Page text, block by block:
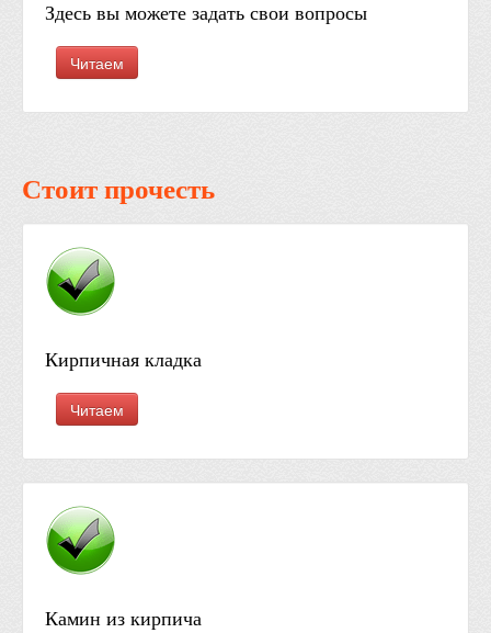
Здесь вы можете задать свои вопросы
Читаем
Стоит прочесть
Кирпичная кладка
Читаем
Камин из кирпича